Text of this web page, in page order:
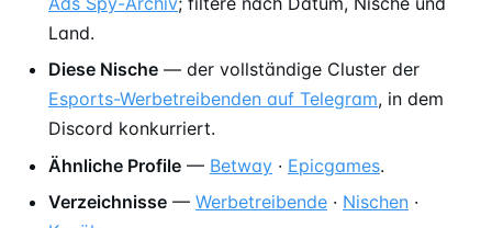
Land.
Diese Nische — der vollständige Cluster der
Esports-Werbetreibenden auf Telegram, in dem
Discord konkurriert.
Ähnliche Profile — Betway · Epicgames.
Verzeichnisse — Werbetreibende · Nischen ·